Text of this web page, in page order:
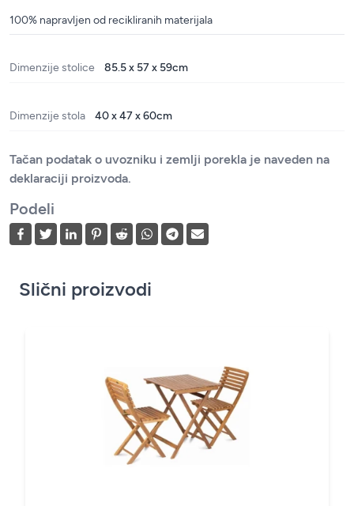
100% napravljen od recikliranih materijala
Dimenzije stolice 85.5 x 57 x 59cm
Dimenzije stola 40 x 47 x 60cm
Tačan podatak o uvozniku i zemlji porekla je naveden na
deklaraciji proizvoda.
Podeli
Slični proizvodi